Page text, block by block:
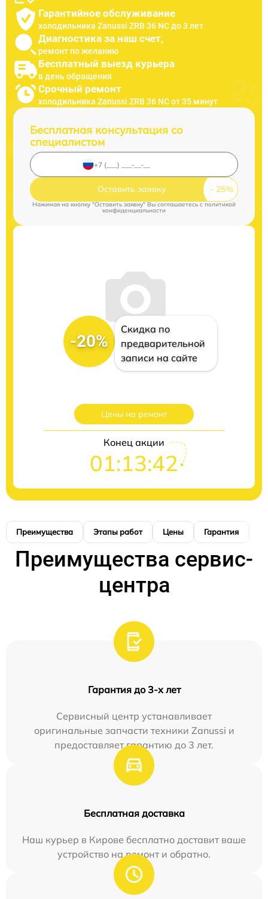
Гарантийное обслуживание
холодильника Zanussi ZRB 36 NC до 3 лет
Диагностика за наш счет,
ремонт по желанию
Бесплатный выезд курьера
в день обращения
Срочный ремонт
холодильника Zanussi ZRB 36 NC от 35 минут
Бесплатная консультация со
специалистом
Оставить заявку
Нажимая на кнопку "Оставить заявку" Вы соглашаетесь cполитикой
конфиденциальности
-20%
Скидка по
предварительной
записи на сайте
Цены на ремонт
Конец акции
01:13:41
Преимущества Этапы работ Цены Гарантия
Преимущества сервис-
центра
Гарантия до 3-х лет
Сервисный центр устанавливает
оригинальные запчасти техники Zanussi и
предоставляет гарантию до 3 лет.
Бесплатная доставка
Наш курьер в Кирове бесплатно доставит ваше
устройство на ремонт и обратно.